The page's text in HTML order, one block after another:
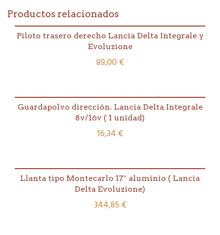
bicromatada.
Lancia
Delta
Productos relacionados
Piloto trasero derecho Lancia Delta Integrale y
Evoluzione
89,00€
Guardapolvo dirección. Lancia Delta Integrale
8v/16v ( 1 unidad)
16,34 €
Llanta tipo Montecarlo 17″ aluminio ( Lancia
Delta Evoluzione)
344,85 €